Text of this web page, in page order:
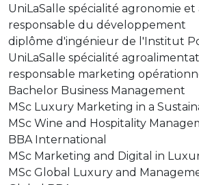
UniLaSalle spécialité agronomie
responsable du développement
diplôme d'ingénieur de l'Institut
UniLaSalle spécialité
responsable marketing
Bachelor Business Management
MSc Luxury Marketing in a
MSc Wine and Hospitality
BBA International
MSc Marketing and Digital in
MSc Global Luxury and